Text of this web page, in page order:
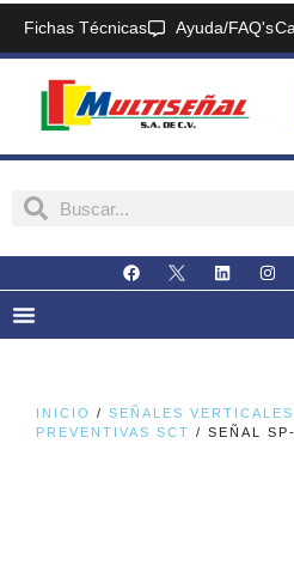
Fichas Técnicas Ayuda/FAQ's
INICIO / SEÑALES VERTICALES
PREVENTIVAS SCT / SEÑAL